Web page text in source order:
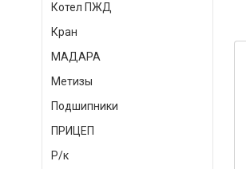
Котел ПЖД
Кран
МАДАРА
Метизы
Подшипники
ПРИЦЕП
Р/к